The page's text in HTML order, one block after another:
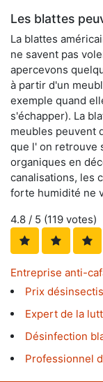
Les blattes
La blattes
ne savent pas
apercevons
à partir d'un
exemple quand
s'échapper). La
meubles peuvent
que l' on retrouve
organiques en
canalisations, les
forte humidité ne
4.8 / 5 (119 votes)
Entreprise anti-
Prix
Expert de la
Désinfection
Professionnel